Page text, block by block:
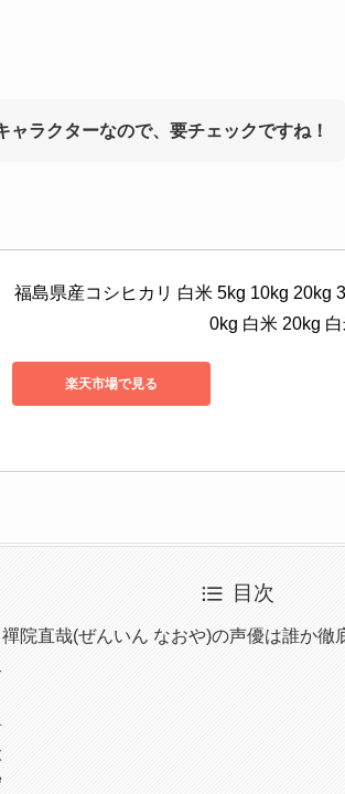
ャラクターなので、要チェックですね！
福島県産コシヒカリ 白米 5kg 10kg 20kg
0kg 白米 20kg
楽天市場で見る
目次
禪院直哉(ぜんいん なおや)の声優は誰か徹